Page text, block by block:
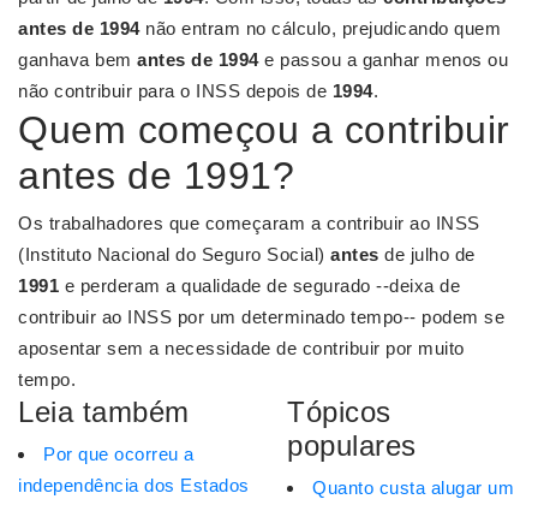
antes de 1994não entram no cálculo, prejudicando quem
ganhava bem antes de 1994e passou a ganhar menos ou
não contribuir para o INSS depois de 1994.
Quem começou a contribuir
antes de 1991?
Os trabalhadores que começaram a contribuir ao INSS
(Instituto Nacional do Seguro Social) antes de julho de
1991 e perderam a qualidade de segurado --deixa de
contribuir ao INSS por um determinado tempo-- podem se
aposentar sem a necessidade de contribuir por muito
tempo.
Leia também
Por que ocorreu a
independência dos Estados
Tópicos
populares
Quanto custa alugar um